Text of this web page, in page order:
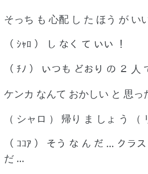
そっち も 心配 し た ほう が い
（ ｼｬﾛ ） し なく て いい ！
（ ﾁﾉ ） いつも どおり の ２ 人
ケンカ なんて おかしい と 思っ
（ シャロ ） 帰り ま しょ う （
（ ｺｺｱ ） そう な ん だ … クラ
だ …